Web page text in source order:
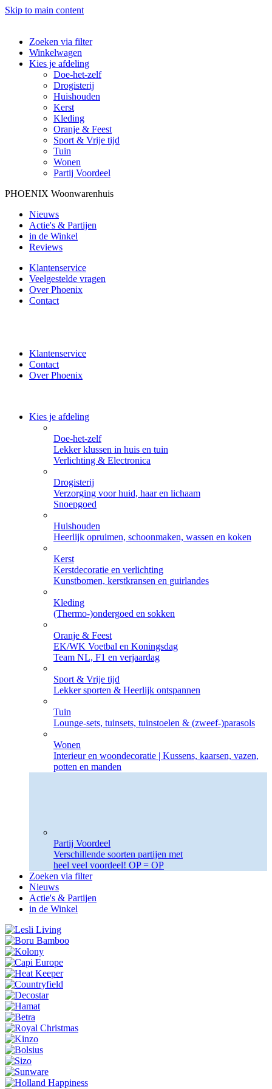
Skip to main content
Zoeken via filter
Winkelwagen
Kies je afdeling
Doe-het-zelf
Drogisterij
Huishouden
Kerst
Kleding
Oranje & Feest
Sport & Vrije tijd
Tuin
Wonen
Partij Voordeel
PHOENIX Woonwarenhuis
Nieuws
Actie's & Partijen
in de Winkel
Reviews
Klantenservice
Veelgestelde vragen
Over Phoenix
Contact
Klantenservice
Contact
Over Phoenix
Kies je afdeling
Doe-het-zelf
Lekker klussen in huis en tuin
Verlichting & Electronica
Drogisterij
Verzorging voor huid, haar en lichaam
Snoepgoed
Huishouden
Heerlijk opruimen, schoonmaken, wassen en koken
Kerst
Kerstdecoratie en verlichting
Kunstbomen, kerstkransen en guirlandes
Kleding
(Thermo-)ondergoed en sokken
Oranje & Feest
EK/WK Voetbal en Koningsdag
Team NL, F1 en verjaardag
Sport & Vrije tijd
Lekker sporten & Heerlijk ontspannen
Tuin
Lounge-sets, tuinsets, tuinstoelen & (zweef-)parasols
Wonen
Interieur en woondecoratie | Kussens, kaarsen, vazen,
potten en manden
Partij Voordeel
Verschillende soorten partijen met
heel veel voordeel! OP = OP
Zoeken via filter
Nieuws
Actie's & Partijen
in de Winkel